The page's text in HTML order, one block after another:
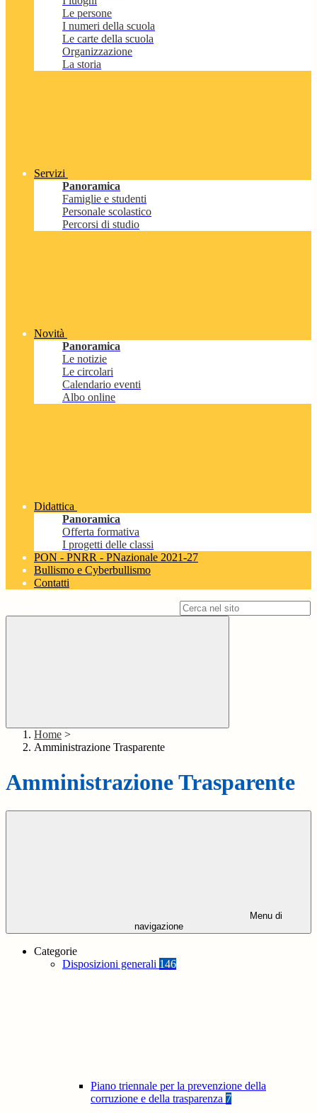
Le persone
I numeri della scuola
Le carte della scuola
Organizzazione
La storia
Servizi
Panoramica
Famiglie e studenti
Personale scolastico
Percorsi di studio
Novità
Panoramica
Le notizie
Le circolari
Calendario eventi
Albo online
Didattica
Panoramica
Offerta formativa
I progetti delle classi
PON - PNRR - PNazionale 2021-27
Bullismo e Cyberbullismo
Contatti
Home >
Amministrazione Trasparente
Amministrazione Trasparente
Menu di
navigazione
Categorie
Disposizioni generali 146
Piano triennale per la prevenzione della
corruzione e della trasparenza 7